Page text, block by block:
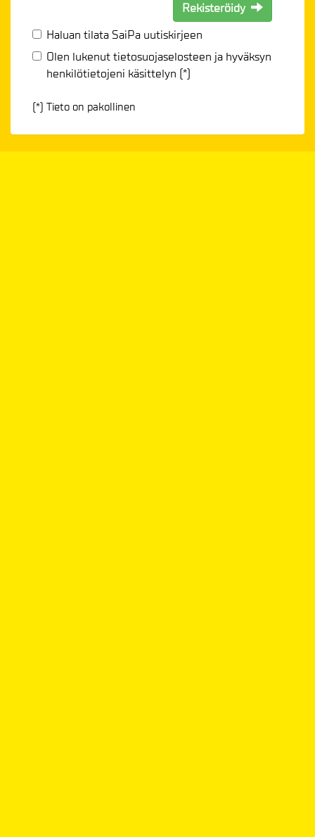
Rekisteröidy
Haluan tilata SaiPa uutiskirjeen
Olen lukenuttietosuojaselosteen ja hyväksyn
henkilötietojeni käsittelyn (*)
(*) Tieto on pakollinen